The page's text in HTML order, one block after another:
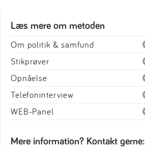
Læs mere om metoden
Om politik & samfund
Stikprøver
Opnåelse
Telefoninterview
WEB-Panel
Mere information? Kontakt gerne: